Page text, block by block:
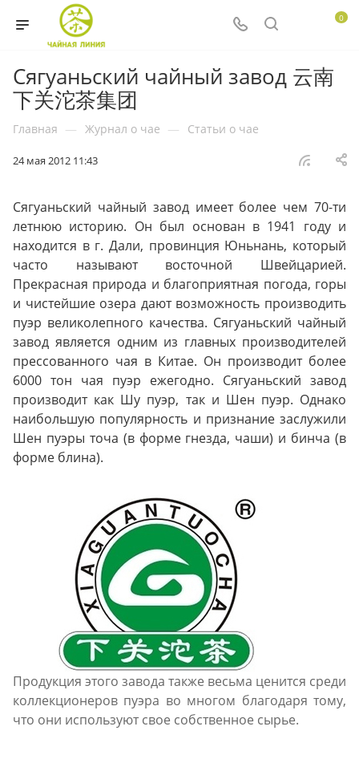
0
Сягуаньский чайный завод 云南
下关沱茶集团
Главная — Журнал о чае — Статьи о чае
24 мая 2012 11:43
Сягуаньский чайный завод имеет более чем 70-ти
летнюю историю. Он был основан в 1941 году и
находится в г. Дали, провинция Юньнань, который
часто называют восточной Швейцарией.
Прекрасная природа и благоприятная погода, горы
и чистейшие озера дают возможность производить
пуэр великолепного качества. Сягуаньский чайный
завод является одним из главных производителей
прессованного чая в Китае. Он производит более
6000 тон чая пуэр ежегодно. Сягуаньский завод
производит как Шу пуэр, так и Шен пуэр. Однако
наибольшую популярность и признание заслужили
Шен пуэры точа (в форме гнезда, чаши) и бинча (в
форме блина).
Продукция этого завода также весьма ценится среди
коллекционеров пуэра во многом благодаря тому,
что они используют свое собственное сырье.